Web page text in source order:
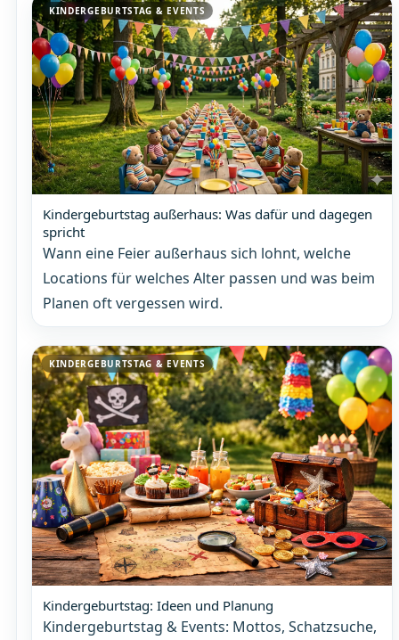
KINDERGEBURTSTAG & EVENTS
Kindergeburtstag außerhaus: Was dafür und dagegen
spricht
Wann eine Feier außerhaus sich lohnt, welche
Locations für welches Alter passen und was beim
Planen oft vergessen wird.
KINDERGEBURTSTAG & EVENTS
Kindergeburtstag: Ideen und Planung
Kindergeburtstag & Events: Mottos, Schatzsuche,